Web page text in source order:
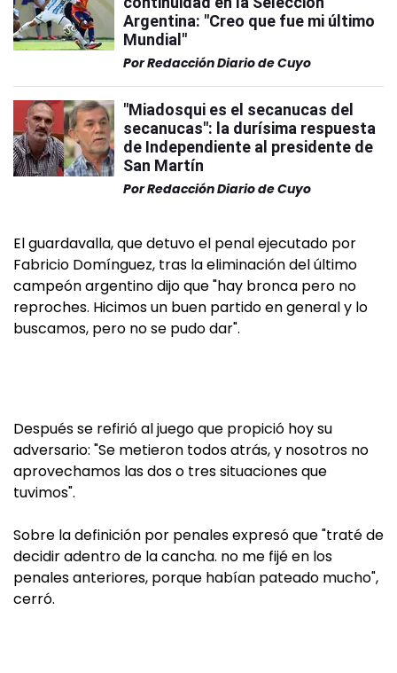
Argentina: "Creo que fue mi último
Mundial"
PorRedacción Diario de Cuyo
"Miadosqui es el secanucas del
secanucas": la durísima respuesta
de Independiente al presidente de
San Martín
PorRedacción Diario de Cuyo
El guardavalla, que detuvo el penal ejecutado por
Fabricio Domínguez, tras la eliminación del último
campeón argentino dijo que "hay bronca pero no
reproches. Hicimos un buen partido en general y lo
buscamos, pero no se pudo dar".
Después se refirió al juego que propició hoy su
adversario: "Se metieron todos atrás, y nosotros no
aprovechamos las dos o tres situaciones que
tuvimos".
Sobre la definición por penales expresó que "traté de
decidir adentro de la cancha. no me fijé en los
penales anteriores, porque habían pateado mucho",
cerró.